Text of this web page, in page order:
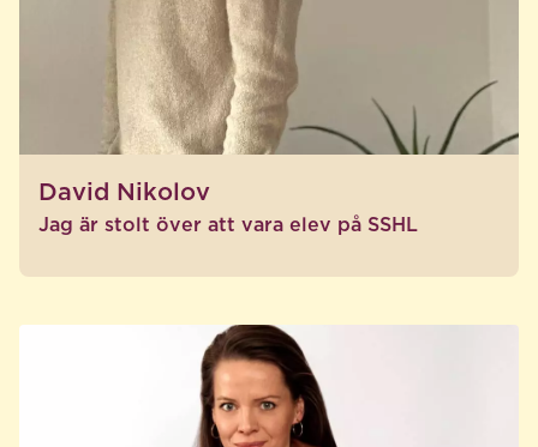
David Nikolov
Jag är stolt över att vara elev på SSHL